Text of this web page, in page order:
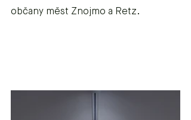
občany měst Znojmo a Retz.